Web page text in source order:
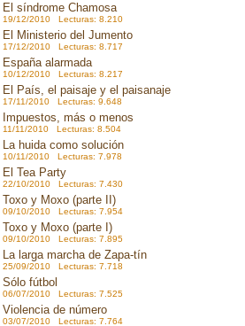
El síndrome Chamosa
19/12/2010 Lecturas: 8.210
El Ministerio del Jumento
17/12/2010 Lecturas: 8.717
España alarmada
10/12/2010 Lecturas: 8.217
El País, el paisaje y el paisanaje
17/11/2010 Lecturas: 9.648
Impuestos, más o menos
11/11/2010 Lecturas: 8.504
La huida como solución
10/11/2010 Lecturas: 7.978
El Tea Party
22/10/2010 Lecturas: 7.430
Toxo y Moxo (parte II)
09/10/2010 Lecturas: 7.954
Toxo y Moxo (parte I)
09/10/2010 Lecturas: 7.895
La larga marcha de Zapa-tín
25/09/2010 Lecturas: 7.718
Sólo fútbol
06/07/2010 Lecturas: 7.525
Violencia de número
03/07/2010 Lecturas: 7.764